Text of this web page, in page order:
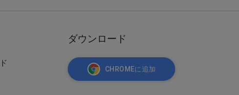
ダウンロード
CHROMEに追加